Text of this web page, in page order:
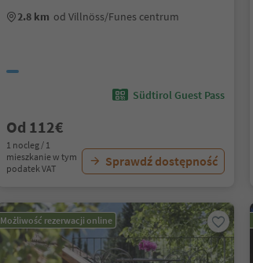
2.8 km od Villnöss/Funes centrum
Südtirol Guest Pass
Od 112€
1 nocleg / 1
mieszkanie w tym
podatek VAT
Sprawdź dostępność
Możliwość rezerwacji online